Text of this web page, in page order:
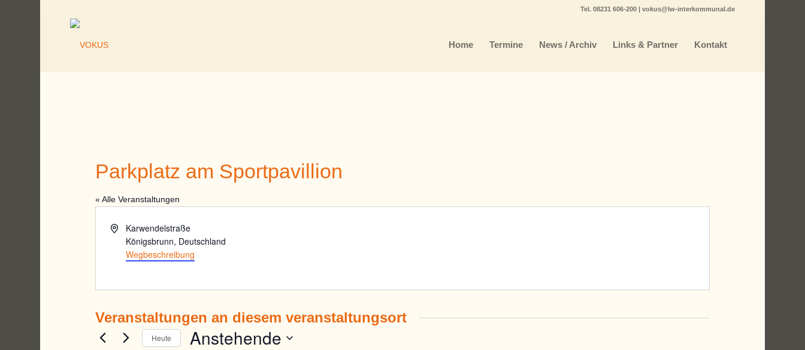
Tel. 08231 606-200 | vokus@lw-interkommunal.de
Home Termine News / Archiv Links & Partner Kontakt
Parkplatz am Sportpavillion
« Alle Veranstaltungen
AdresseKarwendelstraße
Königsbrunn, Deutschland
Wegbeschreibung
Veranstaltungen an diesem veranstaltungsort
Heute Anstehende